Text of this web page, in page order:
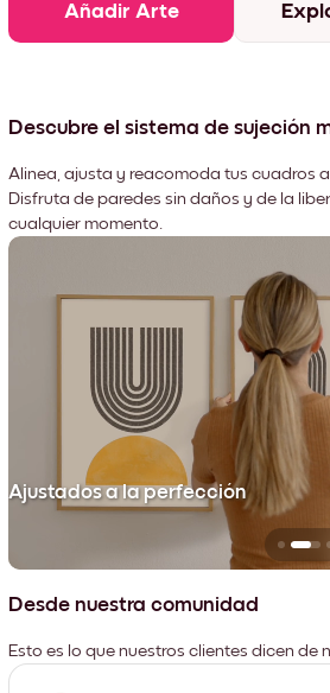
Añadir Arte
Descubre el sistema de sujeción
Alinea, ajusta y reacomoda tus cuadros
Disfruta de paredes sin daños y de la
cualquier momento.
Ajustados a la perfección
Desde nuestra comunidad
Esto es lo que nuestros clientes dicen de